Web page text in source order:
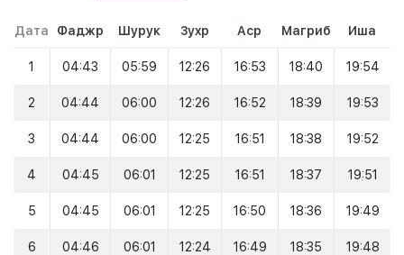
Дата Фаджр Шурук Зухр Аср Магриб Иша
1 04:43 05:59 12:26 16:53 18:40 19:54
2 04:44 06:00 12:26 16:52 18:39 19:53
3 04:44 06:00 12:25 16:51 18:38 19:52
4 04:45 06:01 12:25 16:51 18:37 19:51
5 04:45 06:01 12:25 16:50 18:36 19:49
6 04:46 06:01 12:24 16:49 18:35 19:48